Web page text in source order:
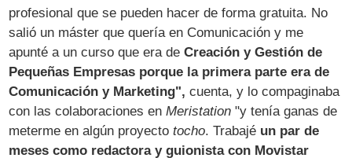
profesional que se pueden hacer de forma gratuita. No
salió un máster que quería en Comunicación y me
apunté a un curso que era deCreación y Gestión de
Pequeñas Empresas porque la primera parte era de
Comunicación y Marketing", cuenta, y lo compaginaba
con las colaboraciones enMeristation "y tenía ganas de
meterme en algún proyectotocho. Trabajé un par de
meses como redactora y guionista con Movistar